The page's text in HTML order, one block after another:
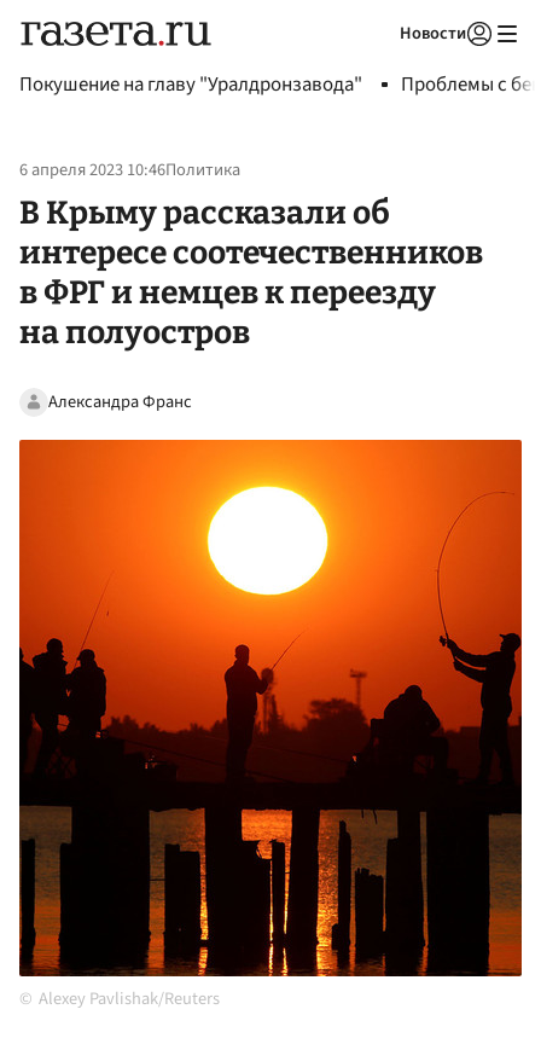
Новости
Покушение на главу "Уралдронзавода" Проблемы с
6 апреля 2023 10:46Политика
В Крыму рассказали об
интересе соотечественников
в ФРГ и немцев к переезду
на полуостров
Александра Франс
Alexey Pavlishak/Reuters